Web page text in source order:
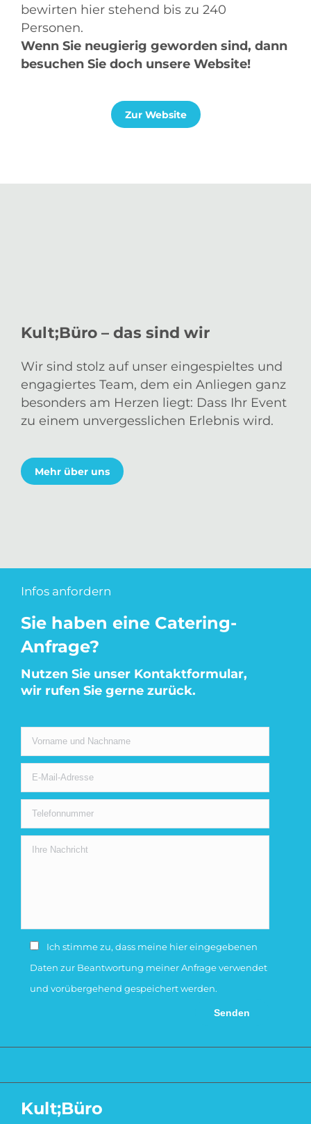
bewirten hier stehend bis zu 240
Personen.
Wenn Sie neugierig geworden sind, dann
besuchen Sie doch unsere Website!
Zur Website
Kult;Büro – das sind wir
Wir sind stolz auf unser eingespieltes und
engagiertes Team, dem ein Anliegen ganz
besonders am Herzen liegt: Dass Ihr Event
zu einem unvergesslichen Erlebnis wird.
Mehr über uns
Infos anfordern
Sie haben eine Catering-
Anfrage?
Nutzen Sie unser Kontaktformular,
wir rufen Sie gerne zurück.
Ich stimme zu, dass meine hier eingegebenen
Daten zur Beantwortung meiner Anfrage verwendet
und vorübergehend gespeichert werden.
Kult;Büro